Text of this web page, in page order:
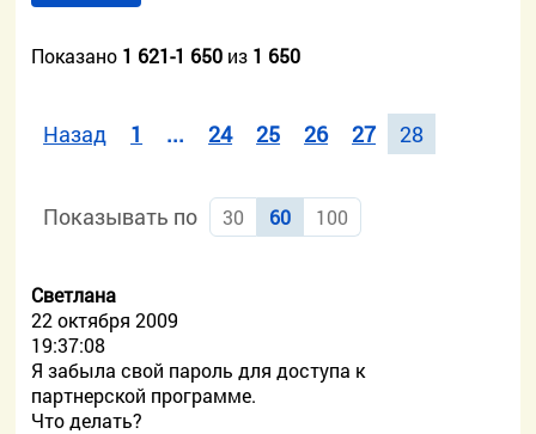
Показано 1 621-1 650 из 1 650
Назад 1 ... 24 25 26 27 28
Показывать по 30 60 100
Светлана
22 октября 2009
19:37:08
Я забыла свой пароль для доступа к
партнерской программе.
Что делать?